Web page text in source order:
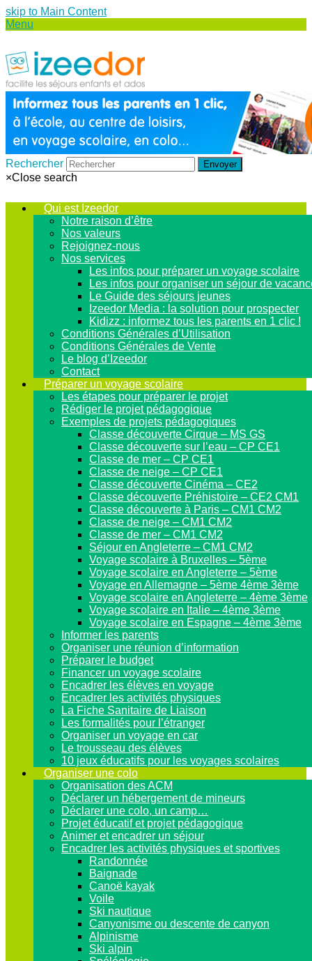
skip to Main Content
Menu
Rechercher Envoyer
×Close search
Qui est Izeedor
Notre raison d’être
Nos valeurs
Rejoignez-nous
Nos services
Les infos pour préparer un voyage scolaire
Les infos pour organiser un séjour de
Le Guide des séjours jeunes
Izeedor Media : la solution pour prospecter
Kidizz : informez tous les parents en 1 clic !
Conditions Générales d’Utilisation
Conditions Générales de Vente
Le blog d’Izeedor
Contact
Préparer un voyage scolaire
Les étapes pour préparer le projet
Rédiger le projet pédagogique
Exemples de projets pédagogiques
Classe découverte Cirque – MS GS
Classe découverte sur l’eau – CP CE1
Classe de mer – CP CE1
Classe de neige – CP CE1
Classe découverte Cinéma – CE2
Classe découverte Préhistoire – CE2 CM1
Classe découverte à Paris – CM1 CM2
Classe de neige – CM1 CM2
Classe de mer – CM1 CM2
Séjour en Angleterre – CM1 CM2
Voyage scolaire à Bruxelles – 5ème
Voyage scolaire en Angleterre – 5ème
Voyage en Allemagne – 5ème 4ème 3ème
Voyage scolaire en Angleterre – 4ème 3ème
Voyage scolaire en Italie – 4ème 3ème
Voyage scolaire en Espagne – 4ème 3ème
Informer les parents
Organiser une réunion d’information
Préparer le budget
Financer un voyage scolaire
Encadrer les élèves en voyage
Encadrer les activités physiques
La Fiche Sanitaire de Liaison
Les formalités pour l’étranger
Organiser un voyage en car
Le trousseau des élèves
10 jeux éducatifs pour les voyages scolaires
Organiser une colo
Organisation des ACM
Déclarer un hébergement de mineurs
Déclarer une colo, un camp…
Projet éducatif et projet pédagogique
Animer et encadrer un séjour
Encadrer les activités physiques et sportives
Randonnée
Baignade
Canoë kayak
Voile
Ski nautique
Canyonisme ou descente de canyon
Alpinisme
Ski alpin